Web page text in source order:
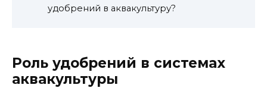
удобрений в аквакультуру?
Роль удобрений в системах
аквакультуры